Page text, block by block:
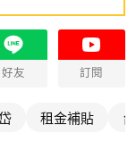
好友 訂閱
租金補貼